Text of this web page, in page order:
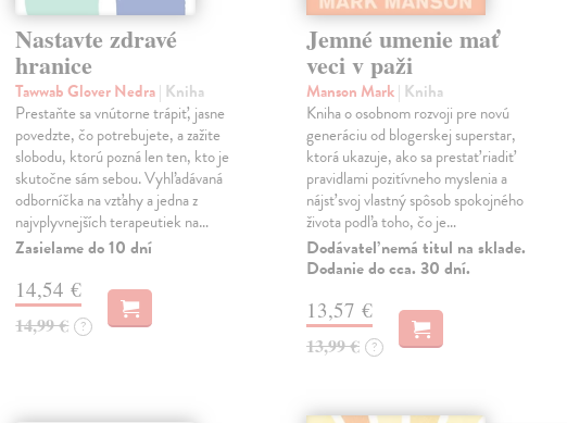
Nastavte zdravé
hranice
Tawwab Glover Nedra| Kniha
Prestaňte sa vnútorne trápiť, jasne
povedzte, čo potrebujete, a zažite
slobodu, ktorú pozná len ten, kto je
skutočne sám sebou. Vyhľadávaná
odborníčka na vzťahy a jedna z
najvplyvnejších terapeutiek na…
Zasielame do 10 dní
14,54 €
14,99 € ?
Jemné umenie mať
veci v paži
Manson Mark| Kniha
Kniha o osobnom rozvoji pre novú
generáciu od blogerskej superstar,
ktorá ukazuje, ako sa prestať riadiť
pravidlami pozitívneho myslenia a
nájsť svoj vlastný spôsob spokojného
života podľa toho, čo je…
Dodávateľ nemá titul na sklade.
Dodanie do cca. 30 dní.
13,57 €
13,99 € ?